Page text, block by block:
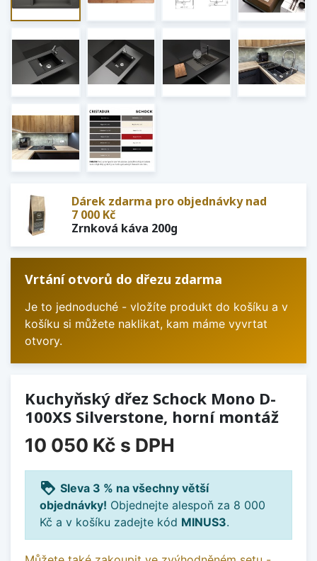
Dárek zdarma pro objednávky nad
7 000 Kč
Zrnková káva 200g
Vrtání otvorů do dřezu zdarma
Je to jednoduché - vložíte produkt do košíku a v
košíku si můžete naklikat, kam máme vyvrtat
otvory.
Kuchyňský dřez Schock Mono D-
100XS Silverstone, horní montáž
10 050 Kč s DPH
loyalty Sleva 3 % na všechny větší
objednávky! Objednejte alespoň za 8 000
Kč a v košíku zadejte kód MINUS3.